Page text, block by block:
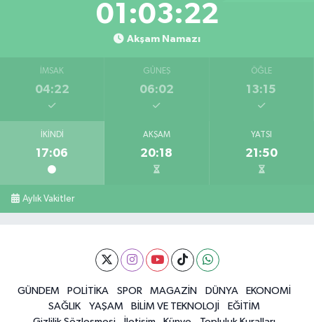
01:03:22
Akşam Namazı
İMSAK
04:22
GÜNEŞ
06:02
ÖĞLE
13:15
İKINDI
17:06
AKŞAM
20:18
YATSI
21:50
Aylık Vakitler
GÜNDEM POLİTİKA SPOR MAGAZİN DÜNYA
EKONOMİ
SAĞLIK
YAŞAM BİLİM VE TEKNOLOJİ
EĞİTİM